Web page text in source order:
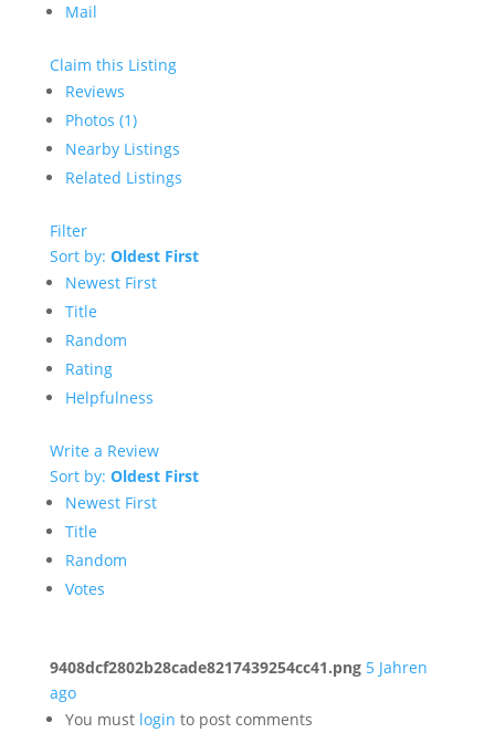
Mail
Claim this Listing
Reviews
Photos (1)
Nearby Listings
Related Listings
Filter
Sort by: Oldest First
Newest First
Title
Random
Rating
Helpfulness
Write a Review
Sort by: Oldest First
Newest First
Title
Random
Votes
9408dcf2802b28cade8217439254cc41.png 5 Jahren
ago
You must login to post comments